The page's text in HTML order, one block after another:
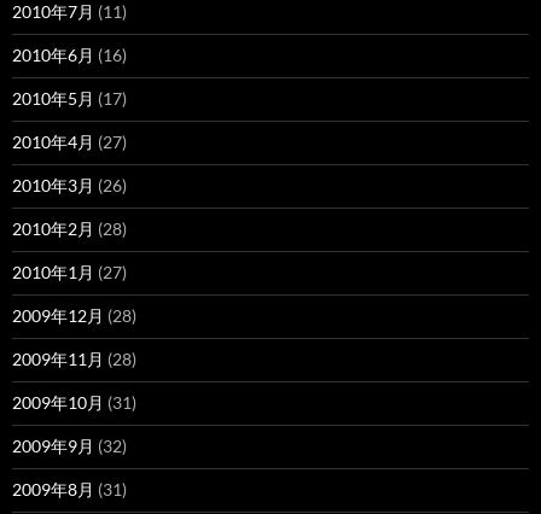
2010年7月 (11)
2010年6月 (16)
2010年5月 (17)
2010年4月 (27)
2010年3月 (26)
2010年2月 (28)
2010年1月 (27)
2009年12月 (28)
2009年11月 (28)
2009年10月 (31)
2009年9月 (32)
2009年8月 (31)